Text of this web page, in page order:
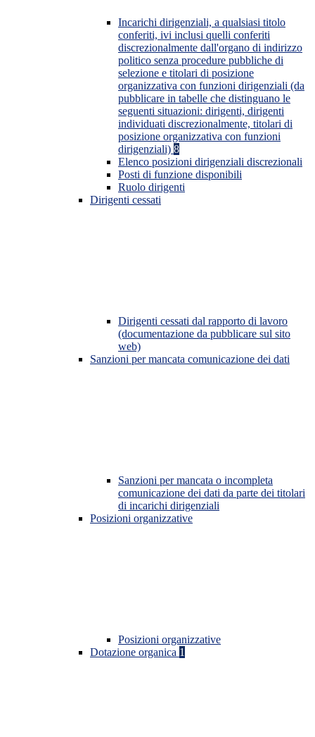
Incarichi dirigenziali, a qualsiasi titolo
conferiti, ivi inclusi quelli conferiti
discrezionalmente dall'organo di indirizzo
politico senza procedure pubbliche di
selezione e titolari di posizione
organizzativa con funzioni dirigenziali (da
pubblicare in tabelle che distinguano le
seguenti situazioni: dirigenti, dirigenti
individuati discrezionalmente, titolari di
posizione organizzativa con funzioni
dirigenziali) 8
Elenco posizioni dirigenziali discrezionali
Posti di funzione disponibili
Ruolo dirigenti
Dirigenti cessati
Dirigenti cessati dal rapporto di lavoro
(documentazione da pubblicare sul sito
web)
Sanzioni per mancata comunicazione dei dati
Sanzioni per mancata o incompleta
comunicazione dei dati da parte dei titolari
di incarichi dirigenziali
Posizioni organizzative
Posizioni organizzative
Dotazione organica 1